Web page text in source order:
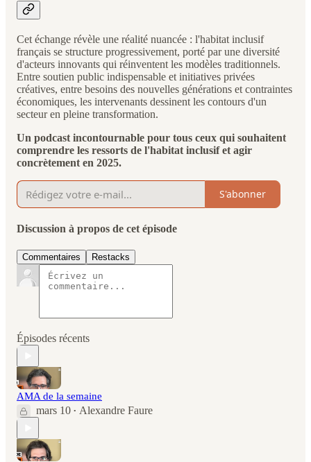
Cet échange révèle une réalité nuancée : l'habitat inclusif
français se structure progressivement, porté par une diversité
d'acteurs innovants qui réinventent les modèles traditionnels.
Entre soutien public indispensable et initiatives privées
créatives, entre besoins des nouvelles générations et contraintes
économiques, les intervenants dessinent les contours d'un
secteur en pleine transformation.
Un podcast incontournable pour tous ceux qui souhaitent
comprendre les ressorts de l'habitat inclusif et agir
concrètement en 2025.
S'abonner
Discussion à propos de cet épisode
Commentaires Restacks
Épisodes récents
AMA de la semaine
mars 10 • Alexandre Faure